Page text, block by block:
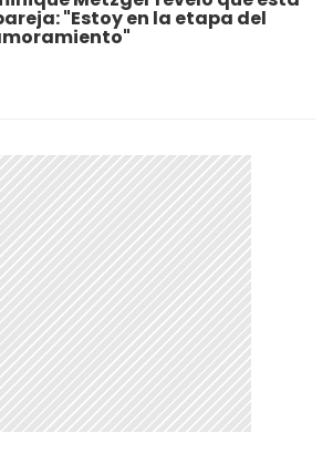
"Estoy en la etapa del